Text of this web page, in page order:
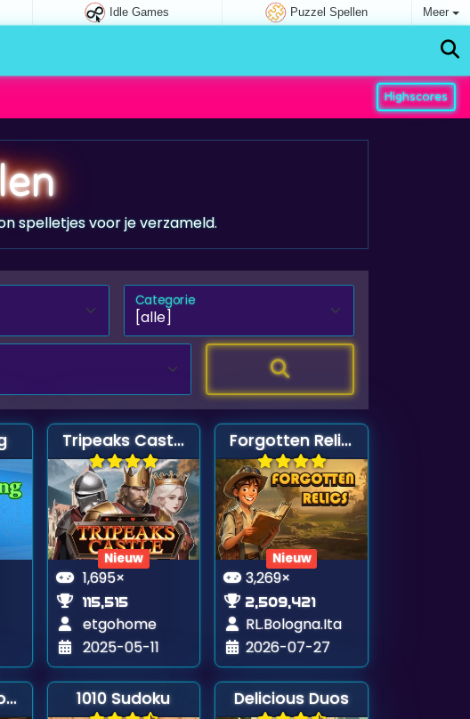
Idle Games Puzzel Spellen Meer
Highscores
spelletjes voor je verzameld.
Categorie
Tripeaks Castle
Nieuw
1,695×
115,515
etgohome
2025-05-11
Forgotten Relics
Nieuw
3,269×
2,509,421
RL.Bologna.Ita
2026-07-27
Drop Down Bots 1010 Sudoku Delicious Duos